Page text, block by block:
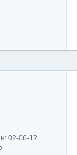
02-06-12